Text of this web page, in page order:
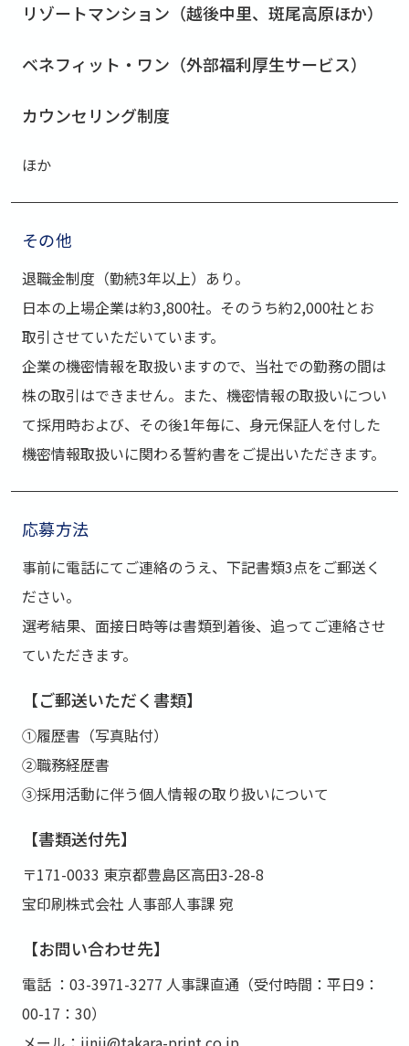
リゾートマンション（越後中⾥、斑尾⾼原ほか）
ベネフィット・ワン（外部福利厚⽣サービス）
カウンセリング制度
ほか
その他
退職⾦制度（勤続3年以上）あり。
⽇本の上場企業は約3,800社。そのうち約2,000社とお
取引させていただいています。
企業の機密情報を取扱いますので、当社での勤務の間は
株の取引はできません。また、機密情報の取扱いについ
て採⽤時および、その後1年毎に、⾝元保証⼈を付した
機密情報取扱いに関わる誓約書をご提出いただきます。
応募方法
事前に電話にてご連絡のうえ、下記書類3点をご郵送く
ださい。
選考結果、⾯接⽇時等は書類到着後、追ってご連絡させ
ていただきます。
【ご郵送いただく書類】
①履歴書（写真貼付）
②職務経歴書
③採⽤活動に伴う個⼈情報の取り扱いについて
【書類送付先】
〒171-0033 東京都豊島区⾼⽥3-28-8
宝印刷株式会社 ⼈事部⼈事課 宛
【お問い合わせ先】
電話 ：03-3971-3277 ⼈事課直通（受付時間：平⽇9：
00-17：30）